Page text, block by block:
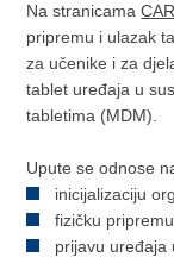
Na stranicama
pripremu i ulazak
za učenike i za
tablet uređaja u
tabletima (MDM).
Upute se odnose
inicijalizaciju
fizičku
prijavu uređaja